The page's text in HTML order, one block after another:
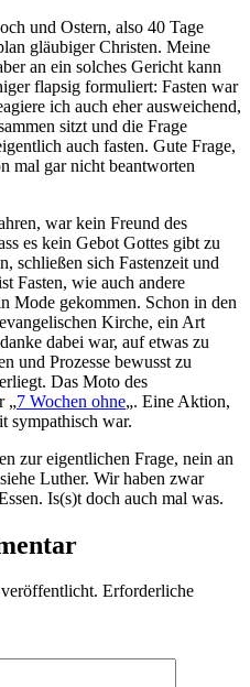
und Ostern, also 40 Tage
gläubiger Christen. Meine
an ein solches Gericht kann
flapsig formuliert: Fasten war
ich auch eher ausweichend,
sitzt und die Frage
auch fasten. Gute Frage,
mal gar nicht beantworten
war kein Freund des
es kein Gebot Gottes gibt zu
schließen sich Fastenzeit und
Fasten, wie auch andere
Mode gekommen. Schon in den
Kirche, ein Art
dabei war, auf etwas zu
und Prozesse bewusst zu
Das Moto des
„7 Wochen ohne„. Eine Aktion,
sympathisch war.
zur eigentlichen Frage, nein an
Luther. Wir haben zwar
Is(s)t doch auch mal was.
Erforderliche